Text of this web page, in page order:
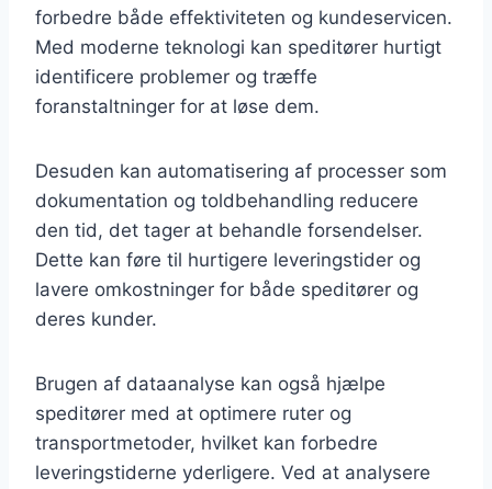
forbedre både effektiviteten og kundeservicen.
Med moderne teknologi kan speditører hurtigt
identificere problemer og træffe
foranstaltninger for at løse dem.
Desuden kan automatisering af processer som
dokumentation og toldbehandling reducere
den tid, det tager at behandle forsendelser.
Dette kan føre til hurtigere leveringstider og
lavere omkostninger for både speditører og
deres kunder.
Brugen af dataanalyse kan også hjælpe
speditører med at optimere ruter og
transportmetoder, hvilket kan forbedre
leveringstiderne yderligere. Ved at analysere